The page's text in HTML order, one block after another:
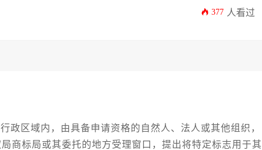
377 人看过
政区域内，由具备申请资格的自然人、法人或其他组织，
商标局或其委托的地方受理窗口，提出将特定标志用于其